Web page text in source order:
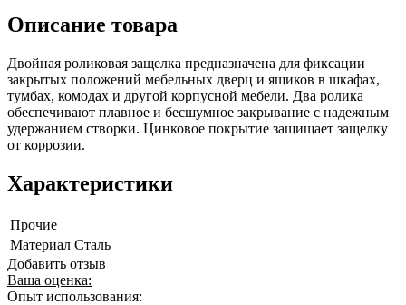
Описание товара
Двойная роликовая защелка предназначена для фиксации
закрытых положений мебельных дверц и ящиков в шкафах,
тумбах, комодах и другой корпусной мебели. Два ролика
обеспечивают плавное и бесшумное закрывание с надежным
удержанием створки. Цинковое покрытие защищает защелку
от коррозии.
Характеристики
Прочие
Материал Сталь
Добавить отзыв
Ваша оценка:
Опыт использования: